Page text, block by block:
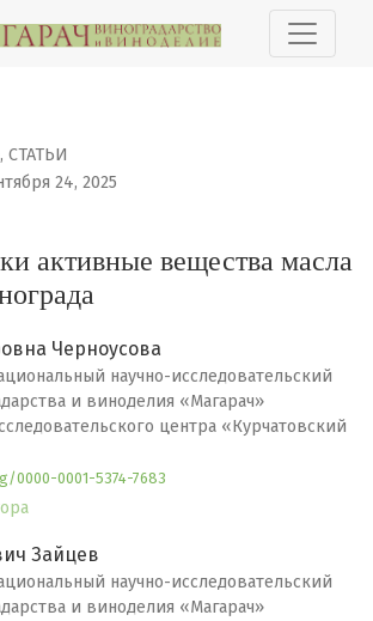
вещества масла из семян
, СТАТЬИ
активные вещества масла
24, 2025
Черноусова
научно-исследовательский
и виноделия «Магарач»
центра «Курчатовский
0000-0001-5374-7683
Зайцев
научно-исследовательский
и виноделия «Магарач»